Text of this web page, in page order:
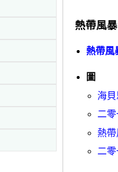
熱帶風
熱帶風
圖
海
二
熱
二